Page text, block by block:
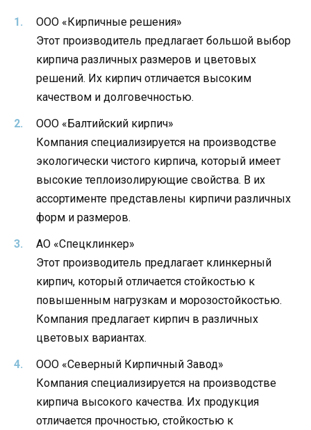
ООО «Кирпичные решения»
Этот производитель предлагает большой выбор
кирпича различных размеров и цветовых
решений. Их кирпич отличается высоким
качеством и долговечностью.
ООО «Балтийский кирпич»
Компания специализируется на производстве
экологически чистого кирпича, который имеет
высокие теплоизолирующие свойства. В их
ассортименте представлены кирпичи различных
форм и размеров.
АО «Спецклинкер»
Этот производитель предлагает клинкерный
кирпич, который отличается стойкостью к
повышенным нагрузкам и морозостойкостью.
Компания предлагает кирпич в различных
цветовых вариантах.
ООО «Северный Кирпичный Завод»
Компания специализируется на производстве
кирпича высокого качества. Их продукция
отличается прочностью, стойкостью к